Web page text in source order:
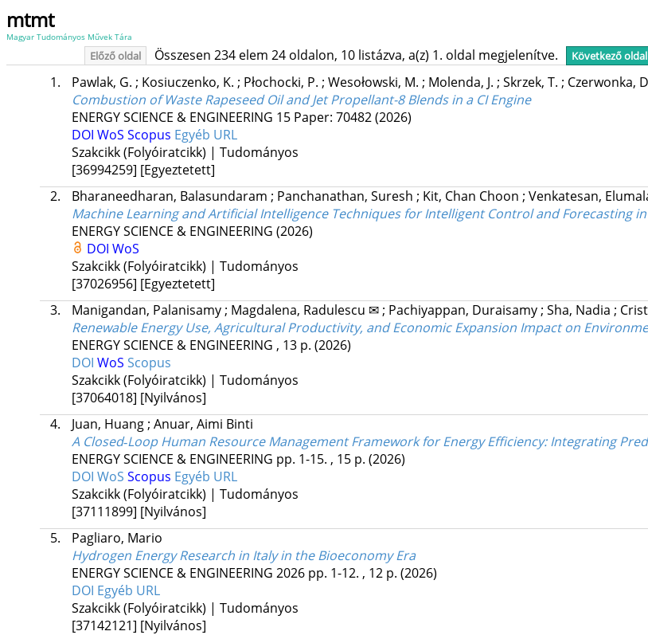
mtmt
Magyar Tudományos Művek Tára
Előző oldal Összesen 234 elem 24 oldalon, 10 listázva, a(z) 1. oldal megjelenítve. Következő oldal
1. Pawlak, G. ; Kosiuczenko, K. ; Płochocki, P. ; Wesołowski, M. ; Molenda, J. ; Skrzek, T. ; Czerwonka,
Combustion of Waste Rapeseed Oil and Jet Propellant-8 Blends in a CI Engine
ENERGY SCIENCE & ENGINEERING 15 Paper: 70482(2026)
DOI WoS Scopus Egyéb URL
Szakcikk (Folyóiratcikk) | Tudományos
[36994259] [Egyeztetett]
2.
Bharaneedharan, Balasundaram ; Panchanathan, Suresh ; Kit, Chan Choon ; Venkatesan,
Machine Learning and Artificial Intelligence Techniques for Intelligent Control and Forecasting in
ENERGY SCIENCE & ENGINEERING (2026)
DOI WoS
Szakcikk (Folyóiratcikk) | Tudományos
[37026956] [Egyeztetett]
3.
Manigandan, Palanisamy; Magdalena, Radulescu ✉; Pachiyappan, Duraisamy; Sha, Nadia ;
Renewable Energy Use, Agricultural Productivity, and Economic Expansion Impact on
ENERGY SCIENCE & ENGINEERING , 13 p. (2026)
DOI WoS Scopus
Szakcikk (Folyóiratcikk) | Tudományos
[37064018] [Nyilvános]
4.
Juan, Huang; Anuar, Aimi Binti
A Closed‐Loop Human Resource Management Framework for Energy Efficiency: Integrating
ENERGY SCIENCE & ENGINEERING pp. 1-15. , 15 p. (2026)
DOI WoS Scopus Egyéb URL
Szakcikk (Folyóiratcikk) | Tudományos
[37111899] [Nyilvános]
5.
Pagliaro, Mario
Hydrogen Energy Research in Italy in the Bioeconomy Era
ENERGY SCIENCE & ENGINEERING 2026 pp. 1-12. , 12 p. (2026)
DOI Egyéb URL
Szakcikk (Folyóiratcikk) | Tudományos
[37142121] [Nyilvános]